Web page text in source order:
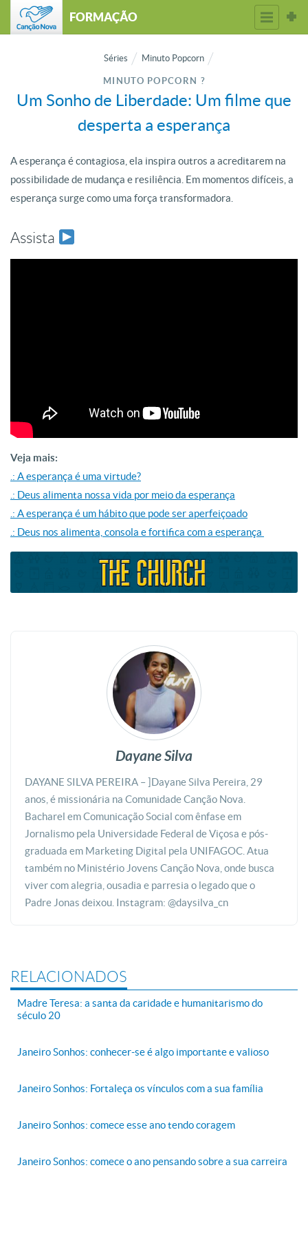
FORMAÇÃO
Séries Minuto Popcorn
MINUTO POPCORN ?
Um Sonho de Liberdade: Um filme que
desperta a esperança
A esperança é contagiosa, ela inspira outros a acreditarem na
possibilidade de mudança e resiliência. Em momentos difíceis, a
esperança surge como uma força transformadora.
Assista
Veja mais:
.: A esperança é uma virtude?
.: Deus alimenta nossa vida por meio da esperança
.: A esperança é um hábito que pode ser aperfeiçoado
.: Deus nos alimenta, consola e fortifica com a esperança
Dayane Silva
DAYANE SILVA PEREIRA – ]Dayane Silva Pereira, 29
anos, é missionária na Comunidade Canção Nova.
Bacharel em Comunicação Social com ênfase em
Jornalismo pela Universidade Federal de Viçosa e pós-
graduada em Marketing Digital pela UNIFAGOC. Atua
também no Ministério Jovens Canção Nova, onde busca
viver com alegria, ousadia e parresia o legado que o
Padre Jonas deixou. Instagram: @daysilva_cn
RELACIONADOS
Madre Teresa: a santa da caridade e humanitarismo do
século 20
Janeiro Sonhos: conhecer-se é algo importante e valioso
Janeiro Sonhos: Fortaleça os vínculos com a sua família
Janeiro Sonhos: comece esse ano tendo coragem
Janeiro Sonhos: comece o ano pensando sobre a sua carreira